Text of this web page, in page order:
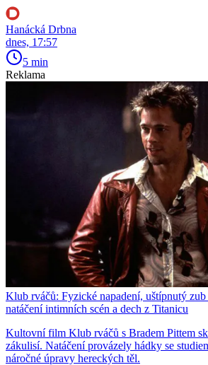
Hanácká Drbna
dnes, 17:57
5 min
Reklama
Klub rváčů: Fyzické napadení, uštípnutý
natáčení intimních scén a dech z Titanicu
Kultovní film Klub rváčů s Bradem Pittem
zákulisí. Natáčení provázely hádky se
náročné úpravy hereckých těl.